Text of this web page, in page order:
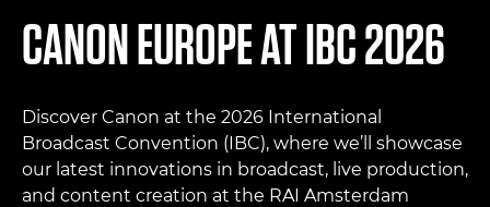
CANON EUROPE AT IBC 2026
Discover Canon at the 2026 International
Broadcast Convention (IBC), where we’ll showcase
our latest innovations in broadcast, live production,
and content creation at the RAI Amsterdam